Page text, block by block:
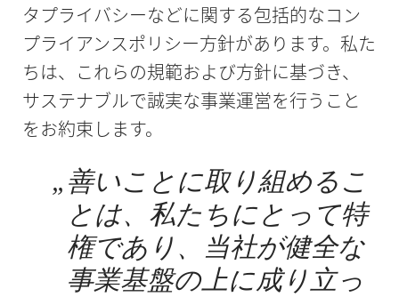
タプライバシーなどに関する包括的なコン
プライアンスポリシー方針があります。私た
ちは、これらの規範および方針に基づき、
サステナブルで誠実な事業運営を行うこと
をお約束します。
善いことに取り組めるこ
とは、私たちにとって特
権であり、当社が健全な
事業基盤の上に成り立っ
„